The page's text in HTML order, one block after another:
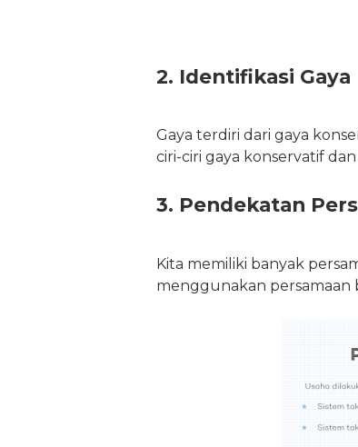
2. Identifikasi Gaya
Gaya terdiri dari gaya
ciri-ciri gaya konservatif
3. Pendekatan
Kita memiliki banyak
menggunakan persamaan